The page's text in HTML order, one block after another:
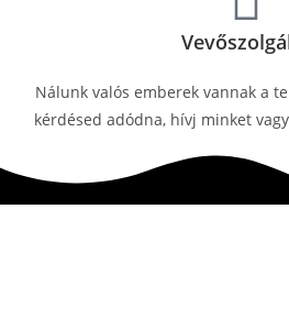
Nálunk valós emberek vannak a
kérdésed adódna, hívj minket